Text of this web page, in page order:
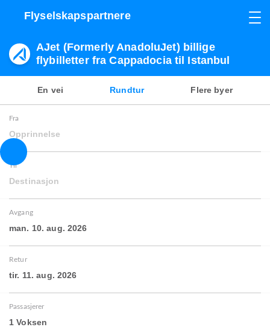
Flyselskapspartnere
AJet (Formerly AnadoluJet) billige
flybilletter fra Cappadocia til Istanbul
En vei Rundtur Flere byer
Fra
Opprinnelse
Til
Destinasjon
Avgang
man. 10. aug. 2026
Retur
tir. 11. aug. 2026
Passasjerer
1 Voksen